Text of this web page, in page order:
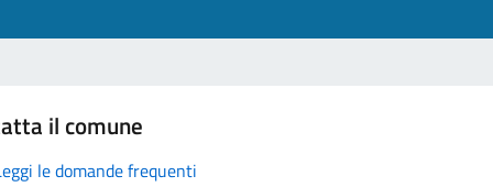
il comune
le domande frequenti